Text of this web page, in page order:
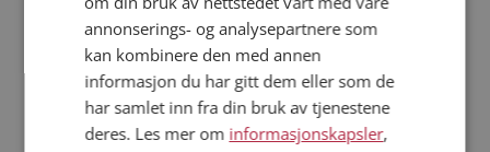
Fler single
Flere singlemenn fra Siljan: Robert K, Chevy,Kazhoff
Kvinner fra Siljan
Date kvinner i Norge
annonserings- og analysepartnere som
kan kombinere den med annen
informasjon du har gitt dem eller som de
har samlet inn fra din bruk av tjenestene
deres. Les mer om informasjonskapsler,